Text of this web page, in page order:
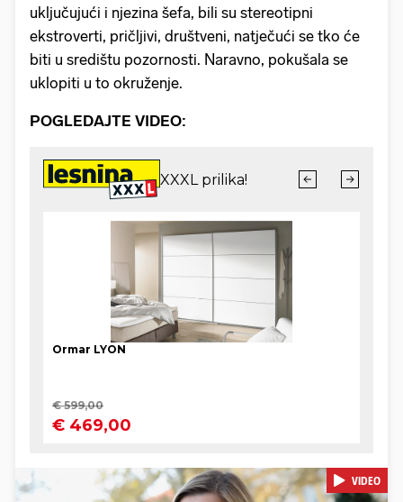
uključujući i njezina šefa, bili su stereotipni
ekstroverti, pričljivi, društveni, natječući se tko će
biti u središtu pozornosti. Naravno, pokušala se
uklopiti u to okruženje.
POGLEDAJTE VIDEO:
VIDEO